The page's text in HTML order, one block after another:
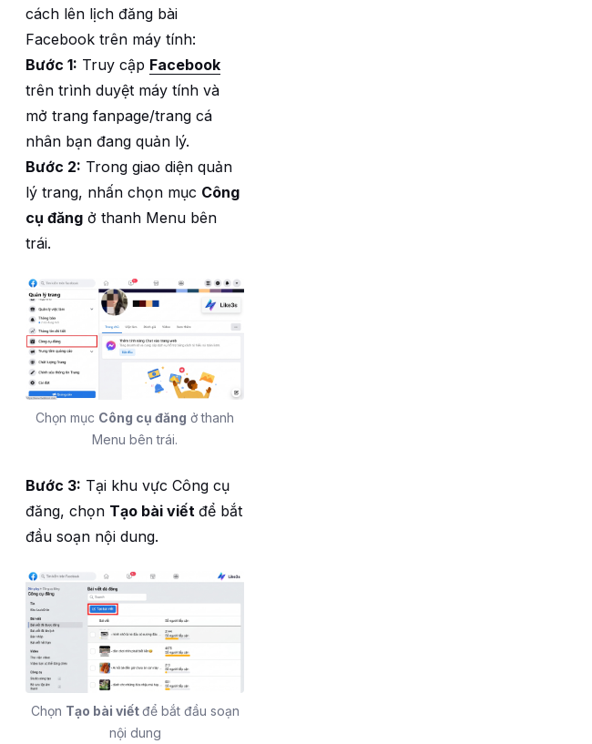
cách lên lịch đăng bài
Facebook trên máy tính:
Bước 1: Truy cập Facebook
trên trình duyệt máy tính và
mở trang fanpage/trang cá
nhân bạn đang quản lý.
Bước 2: Trong giao diện quản
lý trang, nhấn chọn mục Công
cụ đăng ở thanh Menu bên
trái.
Chọn mục Công cụ đăng ở thanh
Menu bên trái.
Bước 3: Tại khu vực Công cụ
đăng, chọn Tạo bài viết để bắt
đầu soạn nội dung.
Chọn Tạo bài viếtđể bắt đầu soạn
nội dung